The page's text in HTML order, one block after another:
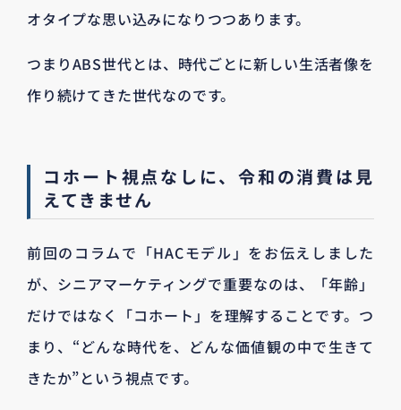
オタイプな思い込みになりつつあります。
つまりABS世代とは、時代ごとに新しい生活者像を
作り続けてきた世代なのです。
コホート視点なしに、令和の消費は見
えてきません
前回のコラムで「HACモデル」をお伝えしました
が、シニアマーケティングで重要なのは、「年齢」
だけではなく「コホート」を理解することです。つ
まり、“どんな時代を、どんな価値観の中で生きて
きたか”という視点です。